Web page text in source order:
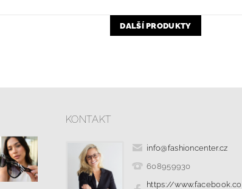
DALŠÍ PRODUKTY
KONTAKT
info@fashioncenter.cz
608959930
https://www.facebook.co